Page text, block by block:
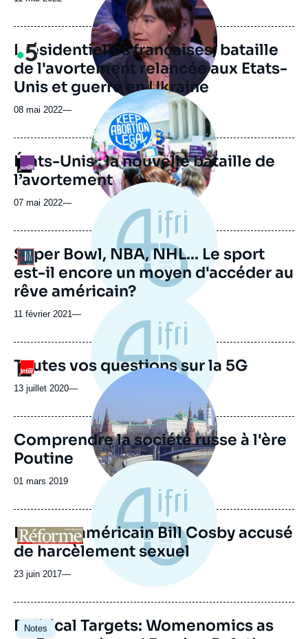
Logo
médiatique
Présidentielles françaises, bataille
de l'avortement relancée aux Etats-
Unis et guerre en Ukraine
08 mai 2022—
Logo
Image
principale
médiatique
États-Unis : la nouvelle bataille de
l’avortement
07 mai 2022—
Logo
Super Bowl, NBA, NHL... Le sport
est-il encore un moyen d'accéder au
rêve américain?
11 février 2021—
Logo
Toutes vos questions sur la 5G
13 juillet 2020—
Image
principale
Comprendre la société russe à l'ère
Poutine
Date
publication
01 mars 2019
Logo
L'acteur américain Bill Cosby accusé
de harcèlement sexuel
23 juin 2017—
Notes
Image
principale
Political Targets: Womenomics as